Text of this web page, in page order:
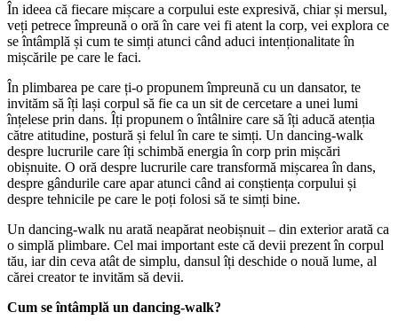
În ideea că fiecare mișcare a corpului este expresivă, chiar și mersul,
veți petrece împreună o oră în care vei fi atent la corp, vei explora ce
se întâmplă și cum te simți atunci când aduci intenționalitate în
mișcările pe care le faci.
În plimbarea pe care ți-o propunem împreună cu un dansator, te
invităm să îți lași corpul să fie ca un sit de cercetare a unei lumi
înțelese prin dans. Îți propunem o întâlnire care să îți aducă atenția
către atitudine, postură și felul în care te simți. Un dancing-walk
despre lucrurile care îți schimbă energia în corp prin mișcări
obișnuite. O oră despre lucrurile care transformă mișcarea în dans,
despre gândurile care apar atunci când ai conștiența corpului și
despre tehnicile pe care le poți folosi să te simți bine.
Un dancing-walk nu arată neapărat neobișnuit – din exterior arată ca
o simplă plimbare. Cel mai important este că devii prezent în corpul
tău, iar din ceva atât de simplu, dansul îți deschide o nouă lume, al
cărei creator te invităm să devii.
Cum se întâmplă un dancing-walk?